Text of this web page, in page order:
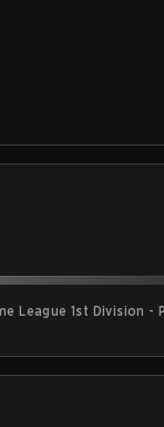
League 1st Division -